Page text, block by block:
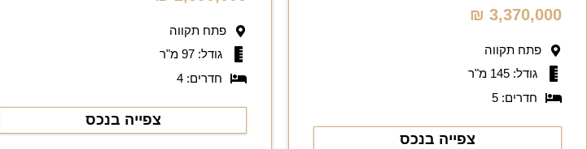
3,370,000 ₪
פתח תקווה
גודל: 145 מ"ר
חדרים: 5
צפייה בנכס
פתח תקווה
גודל: 97 מ"ר
חדרים: 4
צפייה בנכס